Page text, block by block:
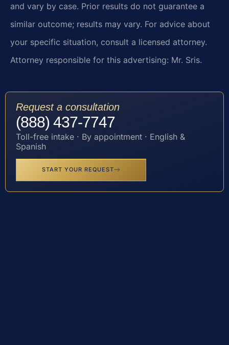
and vary by case. Prior results do not guarantee a
similar outcome; results may vary. For advice about
your specific situation, consult a licensed attorney.
Attorney responsible for this advertising: Mr. Sris.
Request a consultation
(888) 437-7747
Toll-free intake · By appointment · English &
Spanish
START YOUR REQUEST